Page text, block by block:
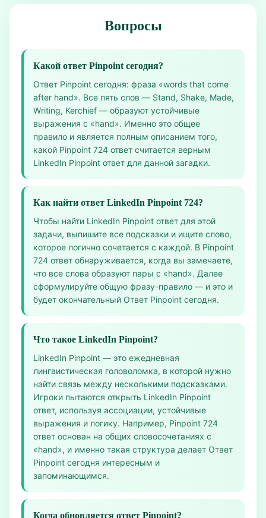
Вопросы
Какой ответ Pinpoint сегодня?
Ответ Pinpoint сегодня: фраза «words that come
after hand». Все пять слов — Stand, Shake, Made,
Writing, Kerchief — образуют устойчивые
выражения с «hand». Именно это общее
правило и является полным описанием того,
какой Pinpoint 724 ответ считается верным
LinkedIn Pinpoint ответ для данной загадки.
Как найти ответ LinkedIn Pinpoint 724?
Чтобы найти LinkedIn Pinpoint ответ для этой
задачи, выпишите все подсказки и ищите слово,
которое логично сочетается с каждой. В Pinpoint
724 ответ обнаруживается, когда вы замечаете,
что все слова образуют пары с «hand». Далее
сформулируйте общую фразу-правило — и это и
будет окончательный Ответ Pinpoint сегодня.
Что такое LinkedIn Pinpoint?
LinkedIn Pinpoint — это ежедневная
лингвистическая головоломка, в которой нужно
найти связь между несколькими подсказками.
Игроки пытаются открыть LinkedIn Pinpoint
ответ, используя ассоциации, устойчивые
выражения и логику. Например, Pinpoint 724
ответ основан на общих словосочетаниях с
«hand», и именно такая структура делает Ответ
Pinpoint сегодня интересным и
запоминающимся.
Когда обновляется ответ Pinpoint?